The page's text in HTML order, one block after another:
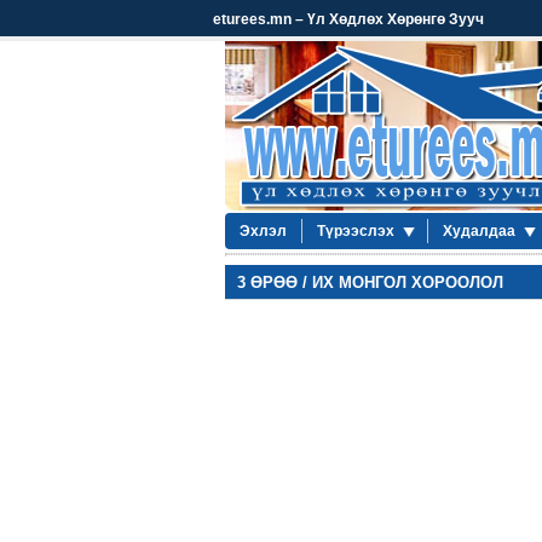
eturees.mn – Үл Хөдлөх Хөрөнгө Зууч
Эхлэл Түрээслэх Худалдаа
3 ӨРӨӨ / ИХ МОНГОЛ ХОРООЛОЛ